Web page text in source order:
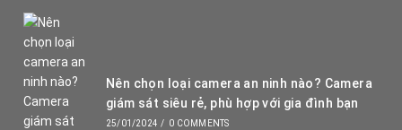
Nên chọn loại camera an ninh nào? Camera
giám sát siêu rẻ, phù hợp với gia đình bạn
25/01/2024 / 0 COMMENTS